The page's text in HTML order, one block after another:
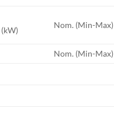
Nom. (Min-Max)
Nom. (Min-Max)